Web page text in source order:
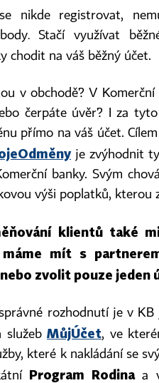
nikde registrovat,
.Stačí využívat
chodit na váš běžný účet.
v obchodě? V
čerpáte úvěr? I za
přímo na váš účet.
je zvýhodnit ty
banky. Svým
výši poplatků, kterou
klientů také
máme mít s
zvolit pouze jeden
rozhodnutí je v
služeb MůjÚčet, ve
které k nakládání se
Program Rodinaa